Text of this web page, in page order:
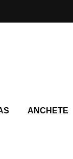
ANCHETE